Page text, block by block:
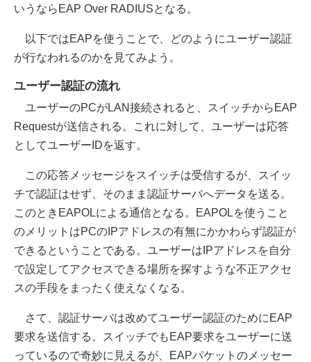
いうならEAP Over RADIUSとなる。
以下ではEAPを使うことで、どのようにユーザー認証
が行なわれるのかを見てみよう。
ユーザー認証の流れ
ユーザーのPCがLAN接続されると、スイッチからEAP
Requestが送信される。これに対して、ユーザーは応答
としてユーザーIDを返す。
この応答メッセージをスイッチは受信するが、スイッ
チで認証はせず、そのまま認証サーバへデータを送る。
このときEAPOLによる通信となる。EAPOLを使うこと
のメリットはPCのIPアドレスの有無にかかわらず認証が
できるということである。ユーザーはIPアドレスを自分
で設定してアクセスできる場所を探すような不正アクセ
スの手段をまったく使えなくなる。
さて、認証サーバは改めてユーザー認証のためにEAP
要求を送信する。スイッチでもEAP要求をユーザーに送
っているので奇妙に見えるが、EAPパケットのメッセー